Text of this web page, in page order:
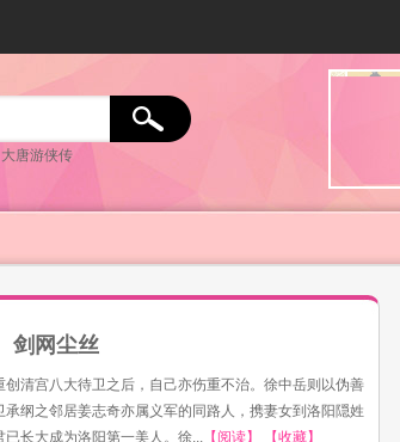
大唐游侠传
剑网尘丝
清宫八大待卫之后，自己亦伤重不治。徐中岳则以伪善
纲之邻居姜志奇亦属义军的同路人，携妻女到洛阳隠姓
长大成为洛阳第一美人。徐... 【阅读】 【收藏】